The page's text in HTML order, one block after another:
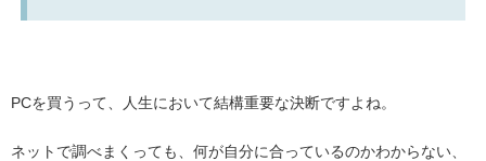
PCを買うって、人生において結構重要な決断ですよね。
ネットで調べまくっても、何が自分に合っているのかわからない、